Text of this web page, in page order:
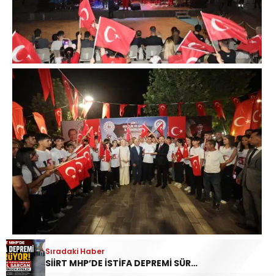
Sıradaki Haber
SİİRT MHP’DE İSTİFA DEPREMİ SÜRÜYOR: İL DİSİPLİN KURULU BAŞKANI HALİL SARCAN GÖREVİNDEN AYRILDI